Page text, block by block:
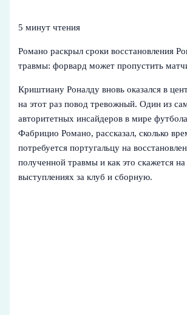
5 минут чтения
Романо раскрыл сроки восстановления
травмы: форвард может пропустить
Криштиану Роналду вновь оказался в
на этот раз повод тревожный. Один из
авторитетных инсайдеров в мире
Фабрицио Романо, рассказал, сколько
потребуется португальцу на
полученной травмы и как это скажется
выступлениях за клуб и сборную.